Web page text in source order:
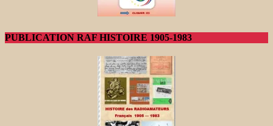
PUBLICATION RAF HISTOIRE 1905-1983